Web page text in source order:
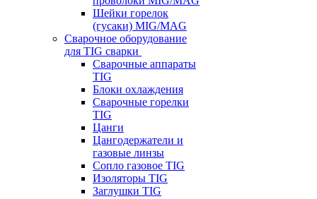
Шейки горелок
(гусаки) MIG/MAG
Сварочное оборудование
для TIG сварки
Сварочные аппараты
TIG
Блоки охлаждения
Сварочные горелки
TIG
Цанги
Цангодержатели и
газовые линзы
Сопло газовое TIG
Изоляторы TIG
Заглушки TIG